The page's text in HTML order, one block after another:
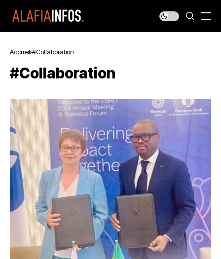
Accueil #Collaboration
#Collaboration